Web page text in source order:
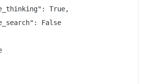
True,
False